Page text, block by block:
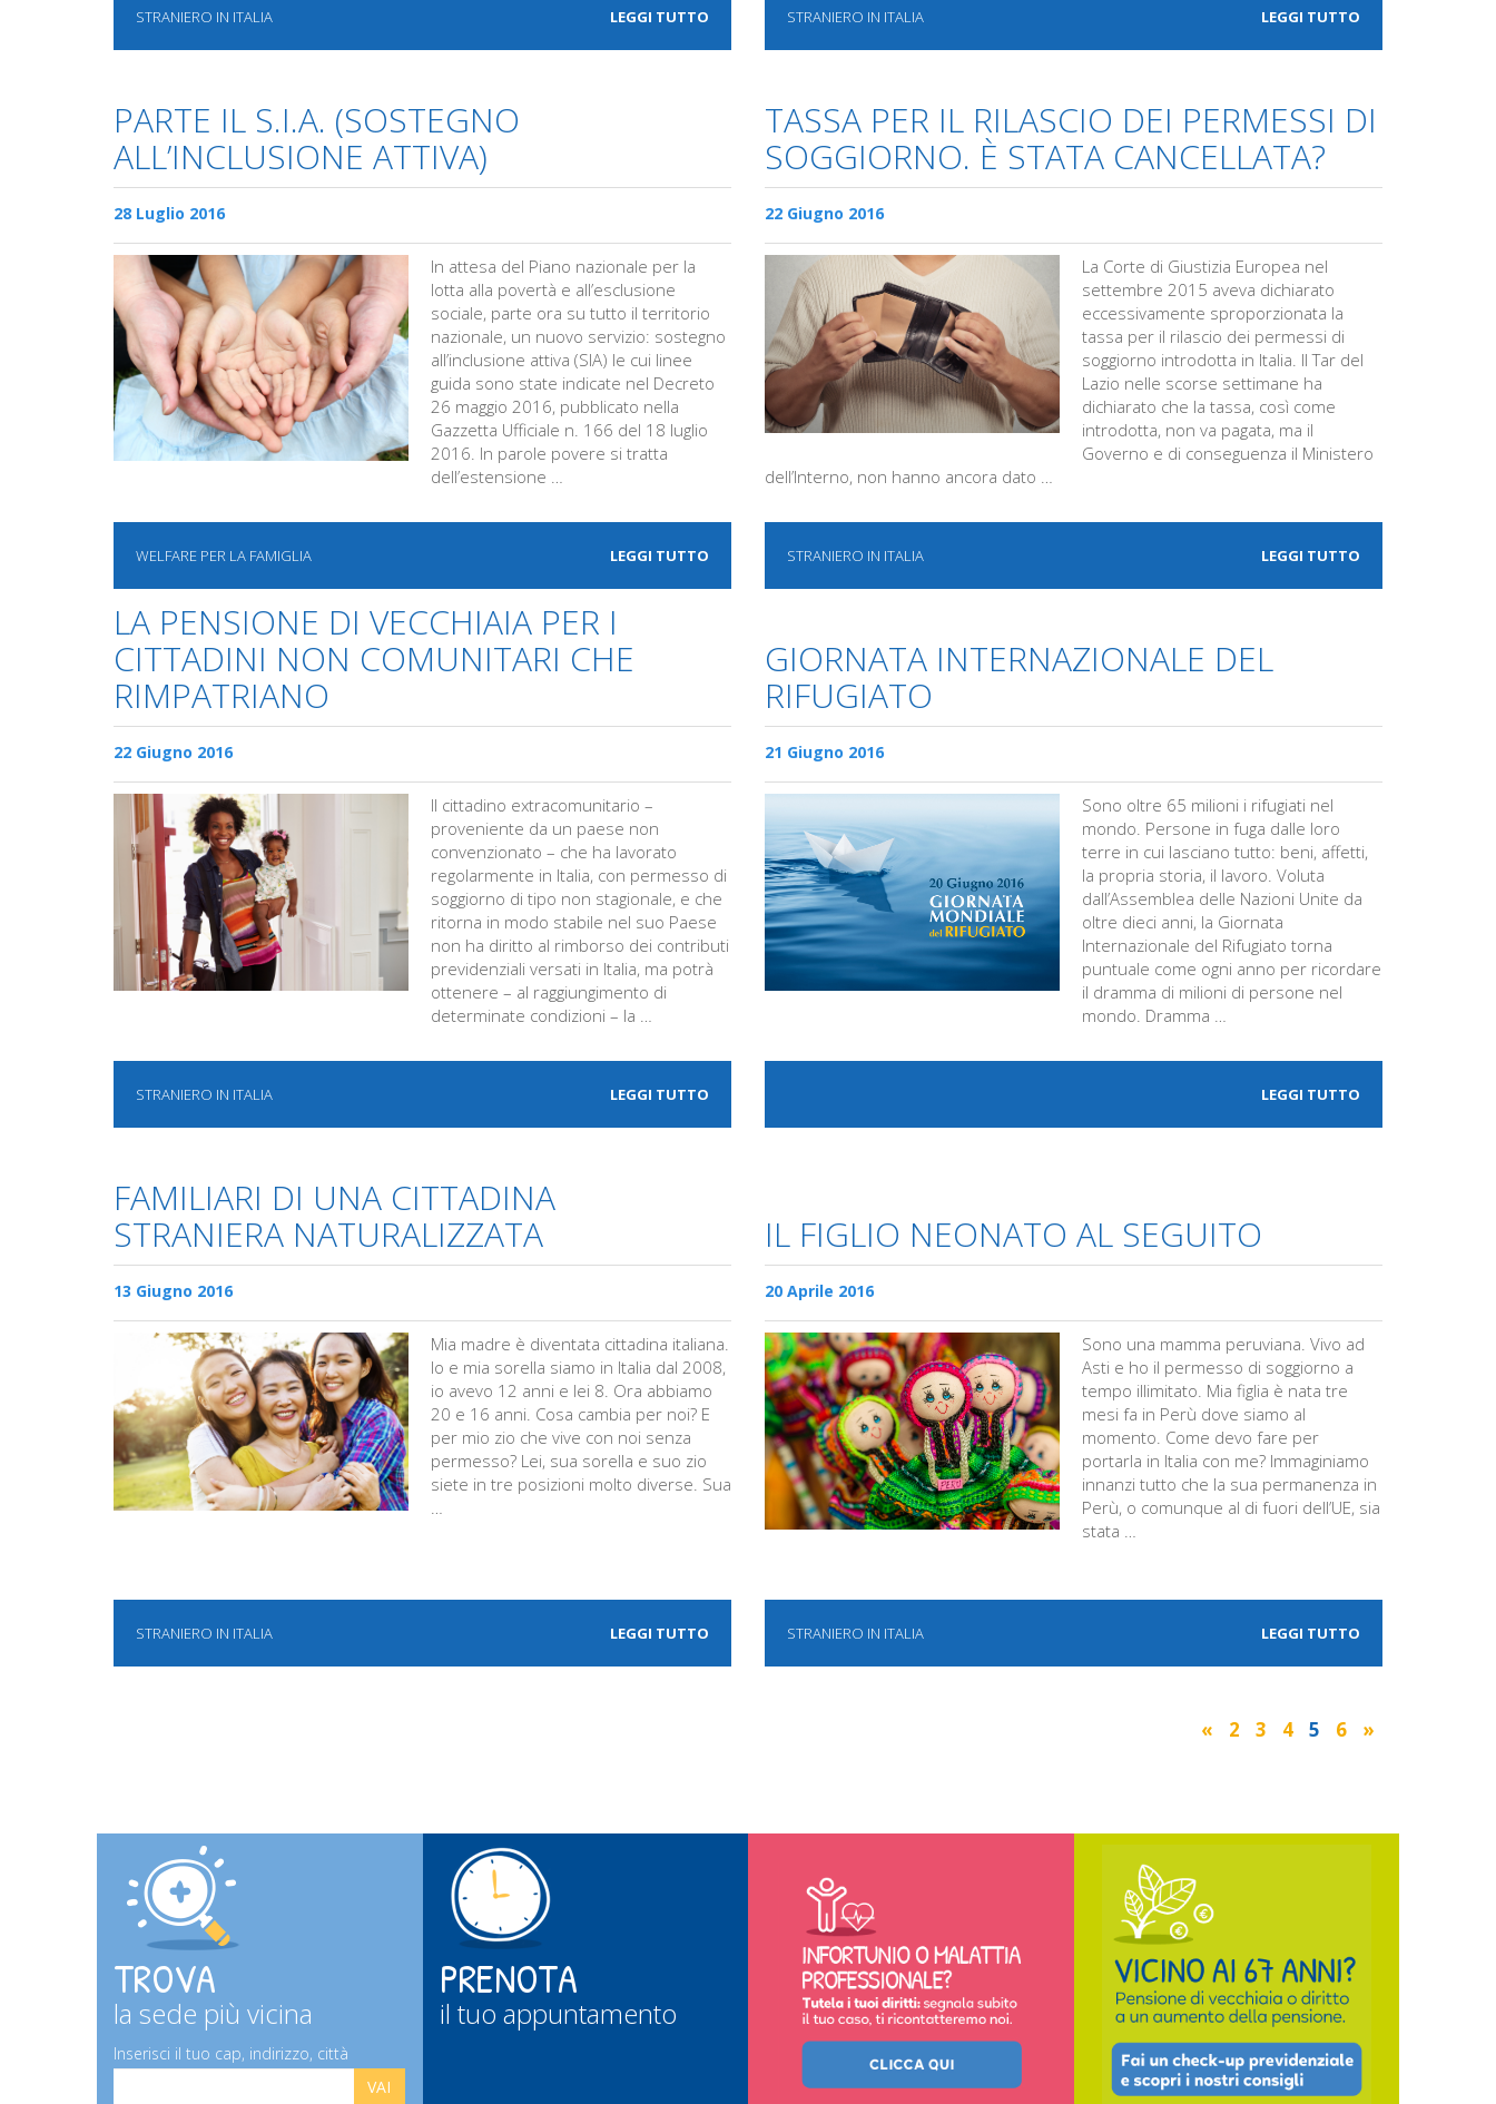
STRANIERO IN ITALIA LEGGI TUTTO STRANIERO IN ITALIA LEGGI TUTTO
PARTE IL S.I.A. (SOSTEGNO
ALL’INCLUSIONE ATTIVA)
28 Luglio 2016
In attesa del Piano nazionale per la
lotta alla povertà e all’esclusione
sociale, parte ora su tutto il territorio
nazionale, un nuovo servizio: sostegno
all’inclusione attiva (SIA) le cui linee
guida sono state indicate nel Decreto
26 maggio 2016, pubblicato nella
Gazzetta Ufficiale n. 166 del 18 luglio
2016. In parole povere si tratta
dell’estensione …
WELFARE PER LA FAMIGLIA LEGGI TUTTO
TASSA PER IL RILASCIO DEI PERMESSI DI
SOGGIORNO. È STATA CANCELLATA?
22 Giugno 2016
La Corte di Giustizia Europea nel
settembre 2015 aveva dichiarato
eccessivamente sproporzionata la
tassa per il rilascio dei permessi di
soggiorno introdotta in Italia. Il Tar del
Lazio nelle scorse settimane ha
dichiarato che la tassa, così come
introdotta, non va pagata, ma il
Governo e di conseguenza il Ministero
dell’Interno, non hanno ancora dato …
STRANIERO IN ITALIA LEGGI TUTTO
LA PENSIONE DI VECCHIAIA PER I
CITTADINI NON COMUNITARI CHE
RIMPATRIANO
22 Giugno 2016
Il cittadino extracomunitario –
proveniente da un paese non
convenzionato – che ha lavorato
regolarmente in Italia, con permesso di
soggiorno di tipo non stagionale, e che
ritorna in modo stabile nel suo Paese
non ha diritto al rimborso dei contributi
previdenziali versati in Italia, ma potrà
ottenere – al raggiungimento di
determinate condizioni – la …
STRANIERO IN ITALIA LEGGI TUTTO
GIORNATA INTERNAZIONALE DEL
RIFUGIATO
21 Giugno 2016
Sono oltre 65 milioni i rifugiati nel
mondo. Persone in fuga dalle loro
terre in cui lasciano tutto: beni, affetti,
la propria storia, il lavoro. Voluta
dall’Assemblea delle Nazioni Unite da
oltre dieci anni, la Giornata
Internazionale del Rifugiato torna
puntuale come ogni anno per ricordare
il dramma di milioni di persone nel
mondo. Dramma …
LEGGI TUTTO
FAMILIARI DI UNA CITTADINA
STRANIERA NATURALIZZATA
13 Giugno 2016
Mia madre è diventata cittadina italiana.
Io e mia sorella siamo in Italia dal 2008,
io avevo 12 anni e lei 8. Ora abbiamo
20 e 16 anni. Cosa cambia per noi? E
per mio zio che vive con noi senza
permesso? Lei, sua sorella e suo zio
siete in tre posizioni molto diverse. Sua
…
STRANIERO IN ITALIA LEGGI TUTTO
IL FIGLIO NEONATO AL SEGUITO
20 Aprile 2016
Sono una mamma peruviana. Vivo ad
Asti e ho il permesso di soggiorno a
tempo illimitato. Mia figlia è nata tre
mesi fa in Perù dove siamo al
momento. Come devo fare per
portarla in Italia con me? Immaginiamo
innanzi tutto che la sua permanenza in
Perù, o comunque al di fuori dell’UE, sia
stata …
STRANIERO IN ITALIA LEGGI TUTTO
« 2 3 4 5 6 »
TROVA
la sede più vicina
Inserisci il tuo cap, indirizzo, città
VAI
PRENOTA
il tuo appuntamento